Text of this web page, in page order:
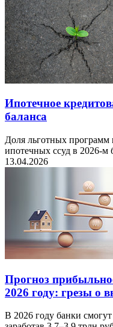
Ипотечное
баланса
Доля льготных программ
ипотечных ссуд в 2026-м
13.04.2026
Прогноз
2026 году: грезы о
В 2026 году банки смогут